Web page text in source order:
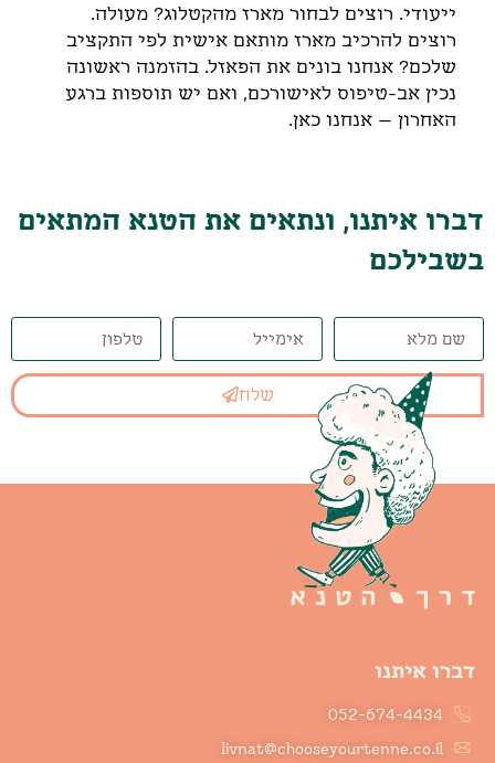
ייעודי. רוצים לבחור מארז מהקטלוג? מעולה.
רוצים להרכיב מארז מותאם אישית לפי התקציב
שלכם? אנחנו בונים את הפאזל. בהזמנה ראשונה
נכין אב-טיפוס לאישורכם, ואם יש תוספות ברגע
האחרון – אנחנו כאן.
דברו איתנו, ונתאים את הטנא המתאים
בשבילכם
שלח
דברו איתנו
052-674-4434
livnat@chooseyourtenne.co.il